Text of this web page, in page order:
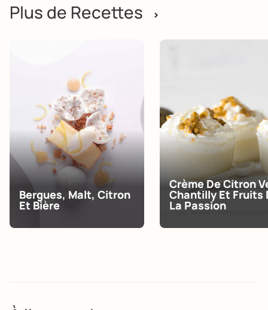
Plus de Recettes >
Bergues, Malt, Citron
Et Bière
Crème De Citron
Chantilly Et Fruits
La Passion